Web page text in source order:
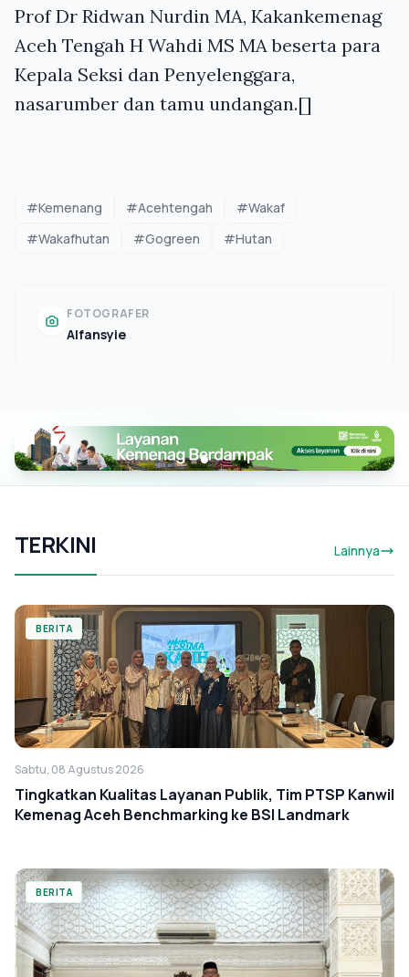
Prof Dr Ridwan Nurdin MA, Kakankemenag
Aceh Tengah H Wahdi MS MA beserta para
Kepala Seksi dan Penyelenggara,
nasarumber dan tamu undangan.[]
#Kemenang #Acehtengah
#Wakaf
#Wakafhutan
#Gogreen #Hutan
FOTOGRAFER
Alfansyie
TERKINI Lainnya
BERITA
Sabtu, 08 Agustus 2026
Tingkatkan Kualitas Layanan Publik, Tim PTSP Kanwil
Kemenag Aceh Benchmarking ke BSI Landmark
BERITA